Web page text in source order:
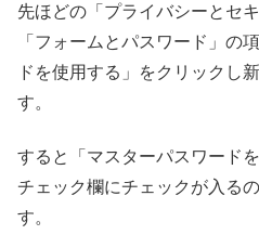
先ほどの「プライバシーとセ
「フォームとパスワード」の
ドを使用する」をクリックし
す。
すると「マスターパスワード
チェック欄にチェックが入る
す。